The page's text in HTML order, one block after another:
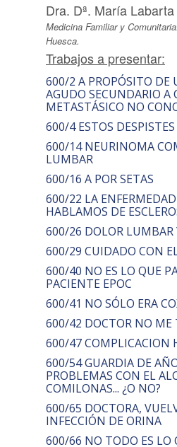
Dra. Dª. María
Medicina Familiar y
Huesca.
Trabajos a presentar:
600/2 A PROPÓSITO DE
AGUDO SECUNDARIO A
METASTÁSICO NO
600/4 ESTOS
600/14 NEURINOMA
LUMBAR
600/16 A POR SETAS
600/22 LA
HABLAMOS DE
600/26 DOLOR LUMBAR
600/29 CUIDADO CON
600/40 NO ES LO QUE
PACIENTE EPOC
600/41 NO SÓLO ERA
600/42 DOCTOR NO ME
600/47 COMPLICACION
600/54 GUARDIA DE
PROBLEMAS CON EL
COMILONAS... ¿O NO?
600/65 DOCTORA,
INFECCIÓN DE ORINA
600/66 NO TODO ES LO